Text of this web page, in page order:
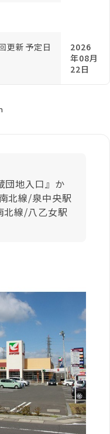
更新予定日
2026
年08月
22日
団地入口』か
北線/泉中央駅
北線/八乙女駅